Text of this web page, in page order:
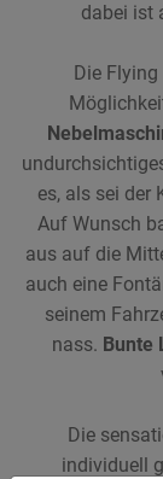
dabei ist
Die
es, als sei der
Auf Wunsch
aus auf die
auch eine
seinem
nass. Bunte
Die
individuell